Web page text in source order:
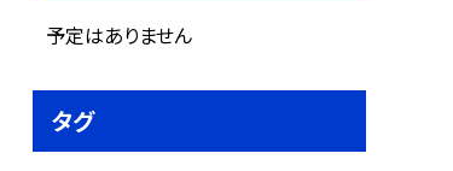
予定はありません
タグ